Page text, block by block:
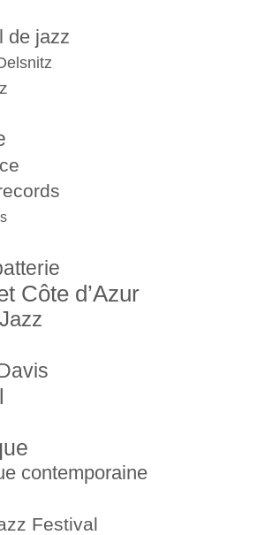
de jazz
Côte d’Azur
contemporaine
Festival